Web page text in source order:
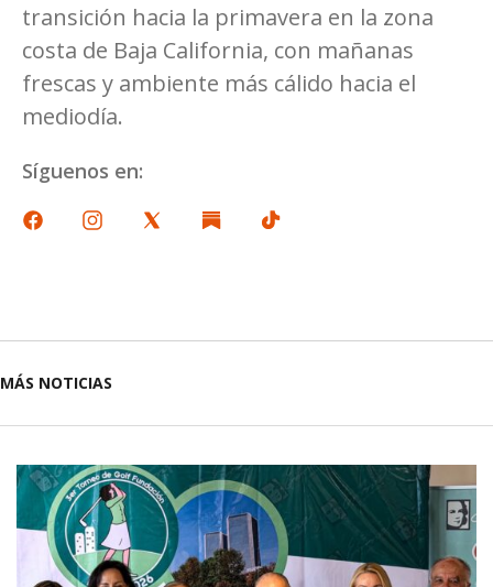
transición hacia la primavera en la zona
costa de Baja California, con mañanas
frescas y ambiente más cálido hacia el
mediodía.
Síguenos en:
MÁS NOTICIAS